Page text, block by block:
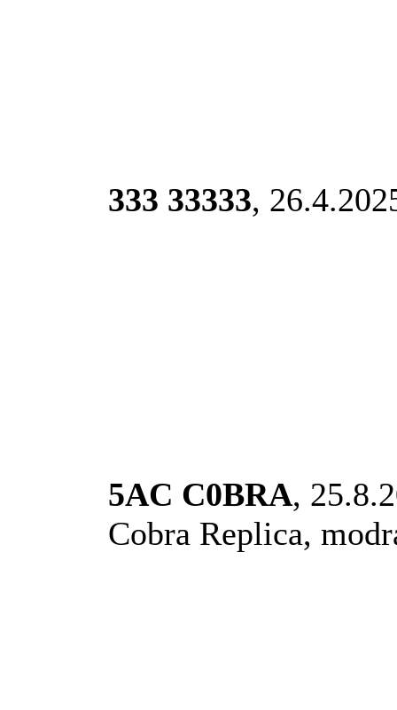
333 33333,
5AC C0BRA,
Cobra Replica,